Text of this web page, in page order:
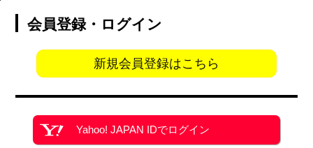
会員登録・ログイン
新規会員登録はこちら
Yahoo! JAPAN IDでログイン